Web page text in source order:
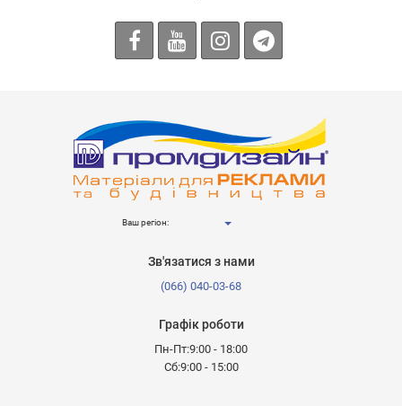
Ваш регіон:
Зв'язатися з нами
(066) 040-03-68
Графік роботи
Пн-Пт:9:00 - 18:00
Сб:9:00 - 15:00